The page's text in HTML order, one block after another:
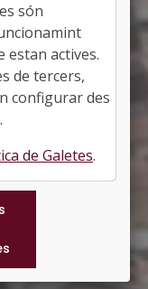
Cequier
són
estan actives.
de tercers,
configurar des
de Galetes.